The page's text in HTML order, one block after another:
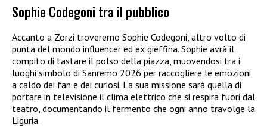
Sophie Codegoni tra il pubblico
Accanto a Zorzi troveremo Sophie Codegoni, altro volto di
punta del mondo influencer ed ex gieffina. Sophie avrà il
compito di tastare il polso della piazza, muovendosi tra i
luoghi simbolo di Sanremo 2026 per raccogliere le emozioni
a caldo dei fan e dei curiosi. La sua missione sarà quella di
portare in televisione il clima elettrico che si respira fuori dal
teatro, documentando il fermento che ogni anno travolge la
Liguria.